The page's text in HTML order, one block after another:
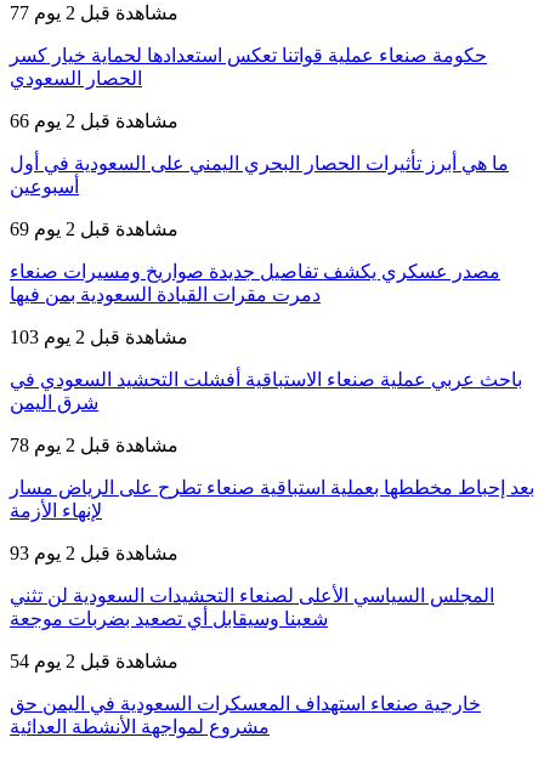
77 مشاهدة قبل 2 يوم
حكومة صنعاء عملية قواتنا تعكس استعدادها لحماية خيار كسر
الحصار السعودي
66 مشاهدة قبل 2 يوم
ما هي أبرز تأثيرات الحصار البحري اليمني على السعودية في أول
أسبوعين
69 مشاهدة قبل 2 يوم
مصدر عسكري يكشف تفاصيل جديدة صواريخ ومسيرات صنعاء
دمرت مقرات القيادة السعودية بمن فيها
103 مشاهدة قبل 2 يوم
باحث عربي عملية صنعاء الاستباقية أفشلت التحشيد السعودي في
شرق اليمن
78 مشاهدة قبل 2 يوم
بعد إحباط مخططها بعملية استباقية صنعاء تطرح على الرياض مسار
لإنهاء الأزمة
93 مشاهدة قبل 2 يوم
المجلس السياسي الأعلى لصنعاء التحشيدات السعودية لن تثني
شعبنا وسيقابل أي تصعيد بضربات موجعة
54 مشاهدة قبل 2 يوم
خارجية صنعاء استهداف المعسكرات السعودية في اليمن حق
مشروع لمواجهة الأنشطة العدائية